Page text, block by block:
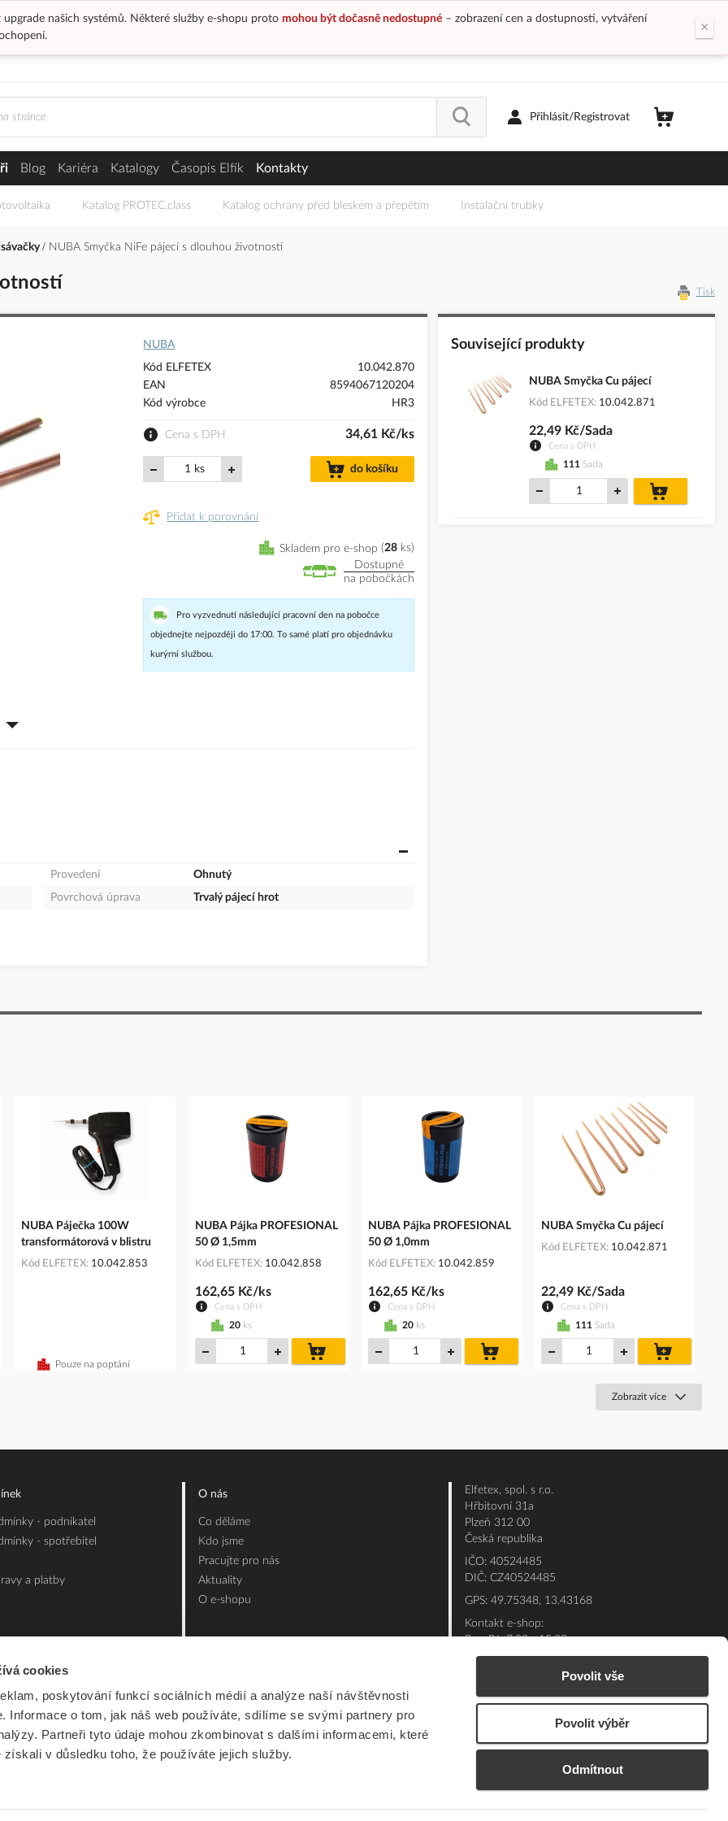
cookies
poskytování funkcí sociálních médií a analýze naší návštěvnosti
Informace o tom, jak náš web používáte, sdílíme se svými partnery pro
Partneři tyto údaje mohou zkombinovat s dalšími informacemi, které
v důsledku toho, že používáte jejich služby.
Povolit vše
Povolit výběr
Odmítnout
našich systémů. Některé služby e-shopu proto mohou být dočasně nedostupné– zobrazení cen a dostupnosti, vytváření
×
Přihlásit/Registrovat
Blog Kariéra Katalogy Časopis Elfík Kontakty
Katalog PROTEC.class Katalog ochrany před bleskem a přepětím Instalační trubky
NUBA Smyčka NiFe pájecí s dlouhou životností
Tisk
NUBA
Kód ELFETEX
10.042.870
EAN
8594067120204
Kód výrobce
HR3
Cena s DPH 34,61 Kč/ks
ks do košíku
Přidat k porovnání
Skladem pro e-shop 28 ks
Dostupné
na pobočkách
Pro vyzvednutí následující pracovní den na pobočce
objednejte nejpozději do 17:00. To samé platí pro objednávku
kurýrní službou.
Provedení
Ohnutý
Povrchová úprava
Trvalý pájecí hrot
Související produkty
NUBA Smyčka Cu pájecí
Kód ELFETEX 10.042.871
Cena s DPH
22,49 Kč/Sada
111 Sada
košíku
NUBA Páječka 100W
transformátorová v blistru
Kód ELFETEX 10.042.853
Pouze na poptání
NUBA Pájka PROFESIONAL
50 Ø 1,5mm
Kód ELFETEX 10.042.858
Cena s DPH
162,65 Kč/ks
20 ks
košíku
NUBA Pájka PROFESIONAL
50 Ø 1,0mm
Kód ELFETEX 10.042.859
Cena s DPH
162,65 Kč/ks
20 ks
košíku
NUBA Smyčka Cu pájecí
Kód ELFETEX 10.042.871
Cena s DPH
22,49 Kč/Sada
111 Sada
košíku
Zobrazit více
- podnikatel
- spotřebitel
a platby
O nás
Co děláme
Kdo jsme
Pracujte pro nás
Aktuality
O e-shopu
Elfetex, spol. s r.o.
Hřbitovní 31a
Plzeň 312 00
Česká republika
IČO: 40524485
DIČ: CZ40524485
GPS: 49.75348, 13.43168
Kontakt e-shop:
Po - Pá: 7:00 - 15:30
E-mail:eshop@elfetex.cz